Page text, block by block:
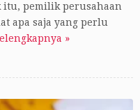
pemilik perusahaan
apa saja yang perlu
»